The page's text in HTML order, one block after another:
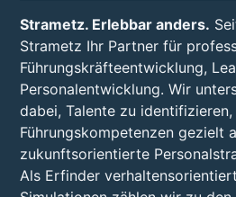
Strametz. Erlebbar anders.
Strametz Ihr Partner für
Führungskräfteentwicklung,
Personalentwicklung. Wir
dabei, Talente zu identifizieren,
Führungskompetenzen gezielt
zukunftsorientierte
Als Erfinder